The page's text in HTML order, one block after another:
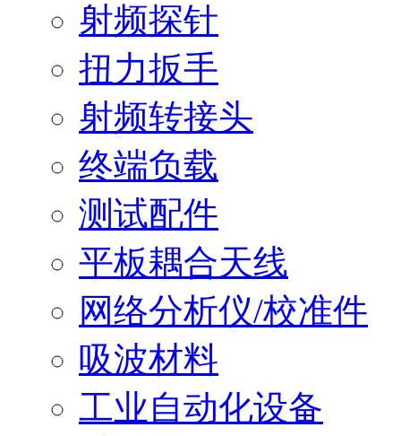
射频探针
扭力扳手
射频转接头
终端负载
测试配件
平板耦合天线
网络分析仪/校准件
吸波材料
工业自动化设备